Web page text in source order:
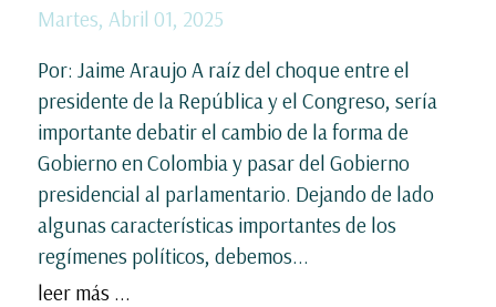
Martes, Abril 01, 2025
Por: Jaime Araujo A raíz del choque entre el
presidente de la República y el Congreso, sería
importante debatir el cambio de la forma de
Gobierno en Colombia y pasar del Gobierno
presidencial al parlamentario. Dejando de lado
algunas características importantes de los
regímenes políticos, debemos...
leer más ...